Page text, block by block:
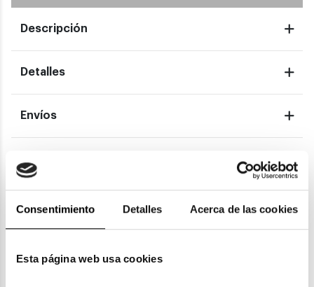
Consentimiento Detalles Acerca de las cookies
Esta página web usa cookies
Descripción
Detalles
Envíos
También te puede gustar